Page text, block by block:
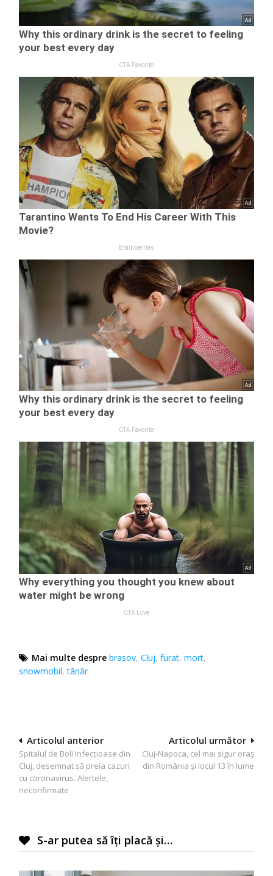
Mai multe despre brasov,Cluj,furat,mort,
snowmobil,tânăr
Navigare
în
articole
Articolul următor
Cluj-Napoca, cel mai sigur oraş
din România şi locul 13 în lume
Articolul anterior
Spitalul de Boli Infecţioase din
Cluj, desemnat să preia cazuri
cu coronavirus. Alertele,
neconfirmate
S-ar putea să îți placă și…